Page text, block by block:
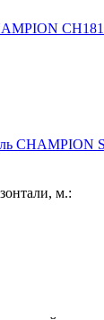
CHAMPION
м.: